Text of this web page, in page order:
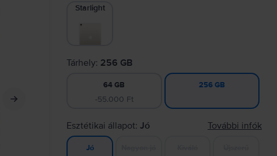
Starlight
Tárhely: 256 GB
64 GB
-55.000 Ft
256 GB
Esztétikai állapot:Jó További infók
Jó